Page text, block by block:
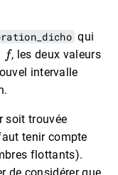
qui
f
, les deux valeurs
intervalle
soit trouvée
tenir compte
flottants).